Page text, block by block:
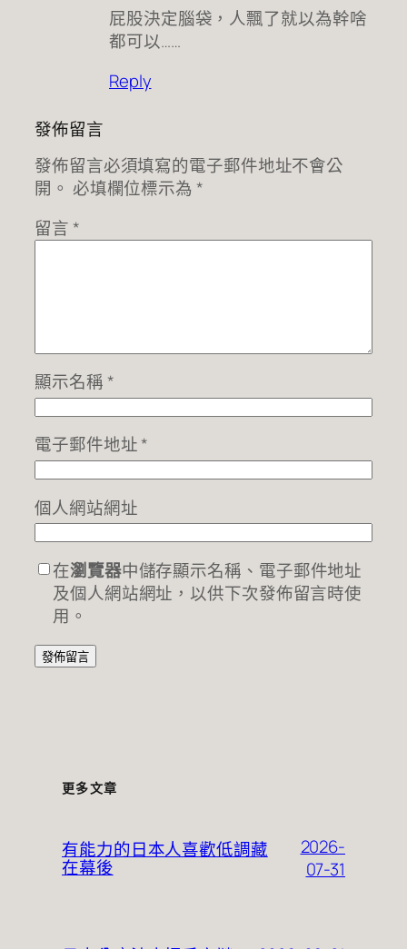
屁股決定腦袋，人飄了就以為幹啥
都可以……
Reply
發佈留言
發佈留言必須填寫的電子郵件地址不會公
開。 必填欄位標示為 *
留言 *
顯示名稱 *
電子郵件地址*
個人網站網址
在瀏覽器中儲存顯示名稱、電子郵件地址
及個人網站網址，以供下次發佈留言時使
用。
更多文章
有能力的日本人喜歡低調藏
在幕後
2026-
07-31